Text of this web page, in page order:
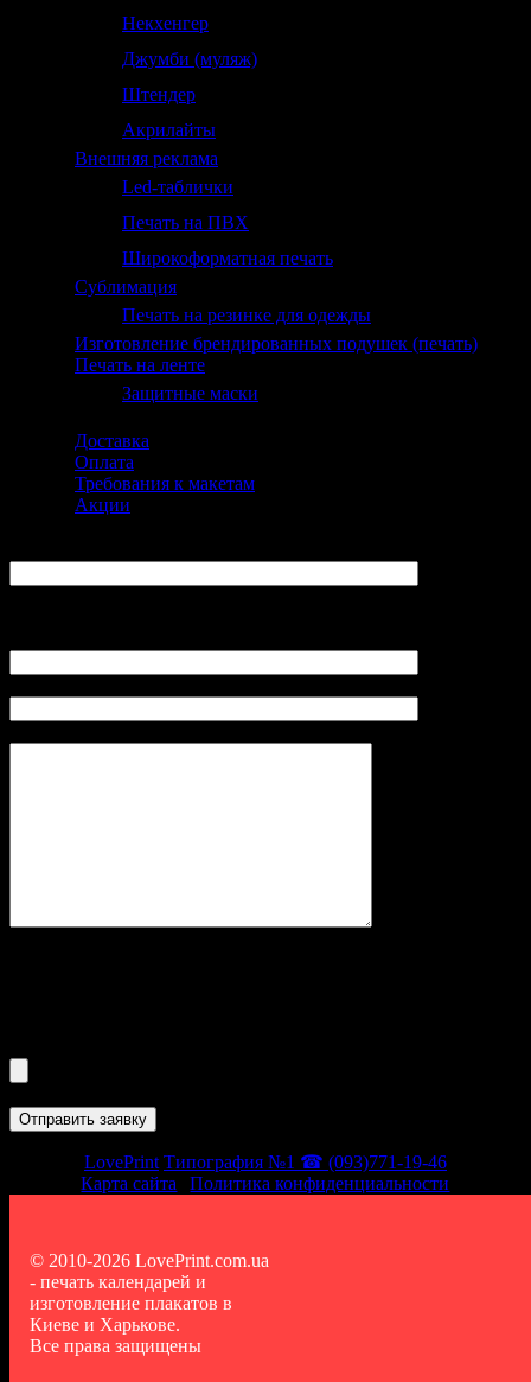
Некхенгер
Джумби (муляж)
Штендер
Акрилайты
Внешняя реклама
Led-таблички
Печать на ПВХ
Широкоформатная печать
Сублимация
Печать на резинке для одежды
Изготовление брендированных подушек (печать)
Печать на ленте
Защитные маски
Доставка
Оплата
Требования к макетам
Акции
LovePrint Типография №1 ☎ (093)771-19-46
Карта сайта |Политика конфиденциальности
© 2010-2026 LovePrint.com.ua
- печать календарей и
изготовление плакатов в
Киеве и Харькове.
Все права защищены